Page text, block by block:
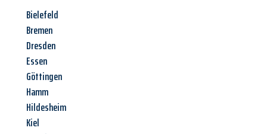
Bielefeld
Bremen
Dresden
Essen
Göttingen
Hamm
Hildesheim
Kiel